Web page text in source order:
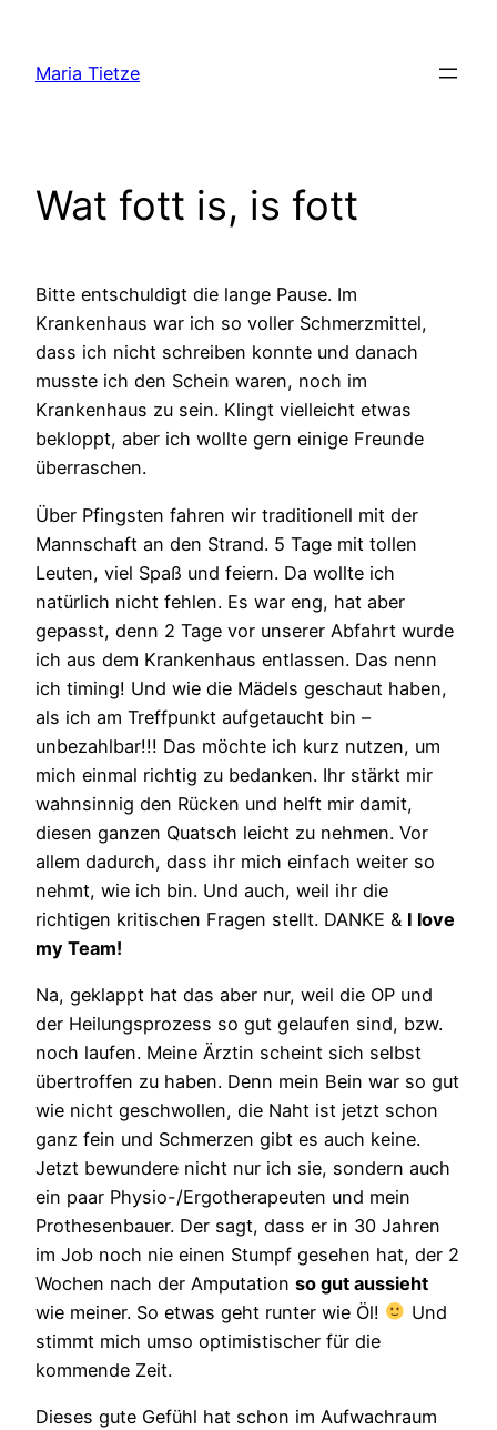
springen
Maria Tietze
Wat fott is, is fott
Bitte entschuldigt die lange Pause. Im
Krankenhaus war ich so voller Schmerzmittel,
dass ich nicht schreiben konnte und danach
musste ich den Schein waren, noch im
Krankenhaus zu sein. Klingt vielleicht etwas
bekloppt, aber ich wollte gern einige Freunde
überraschen.
Über Pfingsten fahren wir traditionell mit der
Mannschaft an den Strand. 5 Tage mit tollen
Leuten, viel Spaß und feiern. Da wollte ich
natürlich nicht fehlen. Es war eng, hat aber
gepasst, denn 2 Tage vor unserer Abfahrt wurde
ich aus dem Krankenhaus entlassen. Das nenn
ich timing! Und wie die Mädels geschaut haben,
als ich am Treffpunkt aufgetaucht bin –
unbezahlbar!!! Das möchte ich kurz nutzen, um
mich einmal richtig zu bedanken. Ihr stärkt mir
wahnsinnig den Rücken und helft mir damit,
diesen ganzen Quatsch leicht zu nehmen. Vor
allem dadurch, dass ihr mich einfach weiter so
nehmt, wie ich bin. Und auch, weil ihr die
richtigen kritischen Fragen stellt. DANKE & I love
my Team!
Na, geklappt hat das aber nur, weil die OP und
der Heilungsprozess so gut gelaufen sind, bzw.
noch laufen. Meine Ärztin scheint sich selbst
übertroffen zu haben. Denn mein Bein war so gut
wie nicht geschwollen, die Naht ist jetzt schon
ganz fein und Schmerzen gibt es auch keine.
Jetzt bewundere nicht nur ich sie, sondern auch
ein paar Physio-/Ergotherapeuten und mein
Prothesenbauer. Der sagt, dass er in 30 Jahren
im Job noch nie einen Stumpf gesehen hat, der 2
Wochen nach der Amputation so gut aussieht
wie meiner. So etwas geht runter wie Öl!
Und
stimmt mich umso optimistischer für die
kommende Zeit.
Dieses gute Gefühl hat schon im Aufwachraum